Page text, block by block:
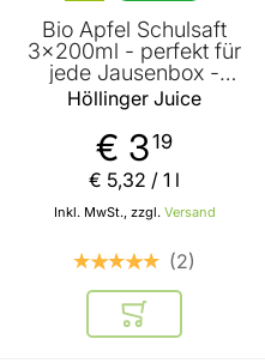
Bio Apfel Schulsaft
3x200ml - perfekt für
jede Jausenbox -
handlich kleiner
Durstlöscher - mit
Strohhalm von
Höllinger Juice
Höllinger Juice
€ 319
Inkl. MwSt., zzgl. Versand
€ 5,32 / 1 l
2
In den Warenkorb